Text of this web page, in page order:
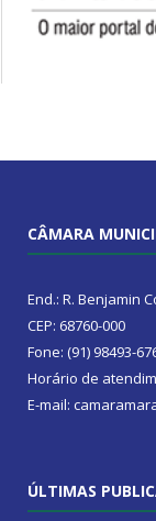
CÂMARA
End.: R. Benjamin
CEP: 68760-000
Fone: (91) 98493-
Horário de
E-mail:
ÚLTIMAS